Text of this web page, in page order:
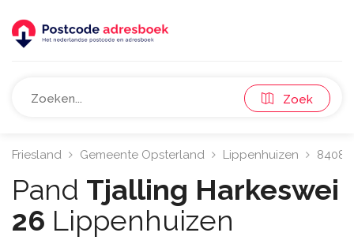
Zoek
Friesland Gemeente Opsterland Lippenhuizen 8408
Pand Tjalling Harkeswei
26 Lippenhuizen